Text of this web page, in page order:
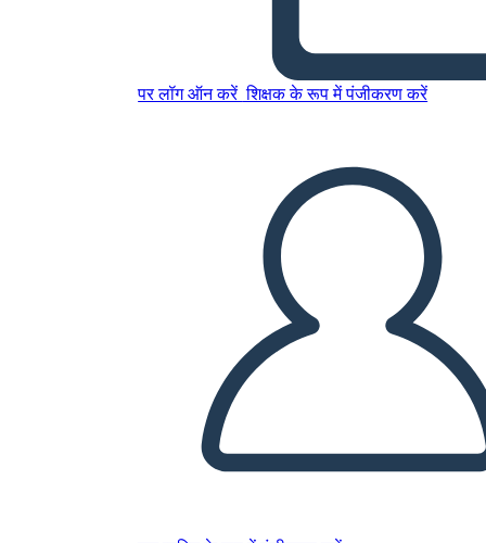
पर लॉग ऑन करें शिक्षक के रूप में पंजीकरण करें
इस स्टोरीबोर्ड को कॉपी करें
मुझे पढ़कर सुनाओ